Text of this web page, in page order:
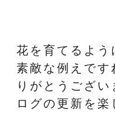
花を育てるよ
素敵な例えです
りがとうござい
ログの更新を楽